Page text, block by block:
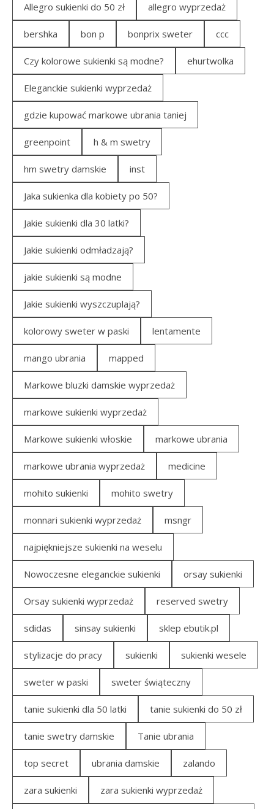
Allegro sukienki do 50 zł allegro wyprzedaż
bershka bon p bonprix sweter ccc
Czy kolorowe sukienki są modne? ehurtwolka
Eleganckie sukienki wyprzedaż
gdzie kupować markowe ubrania taniej
greenpoint h & m swetry
hm swetry damskie inst
Jaka sukienka dla kobiety po 50?
Jakie sukienki dla 30 latki?
Jakie sukienki odmładzają?
jakie sukienki są modne
Jakie sukienki wyszczuplają?
kolorowy sweter w paski lentamente
mango ubrania mapped
Markowe bluzki damskie wyprzedaż
markowe sukienki wyprzedaż
Markowe sukienki włoskie markowe ubrania
markowe ubrania wyprzedaż medicine
mohito sukienki mohito swetry
monnari sukienki wyprzedaż msngr
najpiękniejsze sukienki na weselu
Nowoczesne eleganckie sukienki orsay sukienki
Orsay sukienki wyprzedaż reserved swetry
sdidas sinsay sukienki sklep ebutik.pl
stylizacje do pracy sukienki sukienki wesele
sweter w paski sweter świąteczny
tanie sukienki dla 50 latki tanie sukienki do 50 zł
tanie swetry damskie Tanie ubrania
top secret ubrania damskie zalando
zara sukienki zara sukienki wyprzedaż